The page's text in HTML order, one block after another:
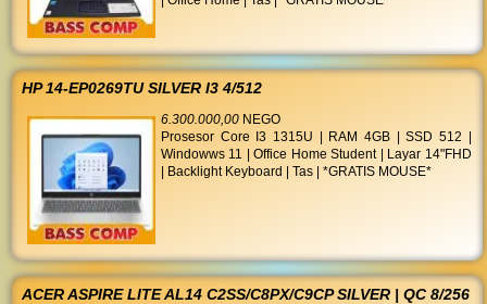
HP 14-EP0269TU SILVER I3 4/512
6.300.000,00 NEGO
Prosesor Core I3 1315U | RAM 4GB | SSD 512 |
Windowws 11 | Office Home Student | Layar 14"FHD
| Backlight Keyboard | Tas | *GRATIS MOUSE*
ACER ASPIRE LITE AL14 C2SS/C8PX/C9CP SILVER | QC 8/256